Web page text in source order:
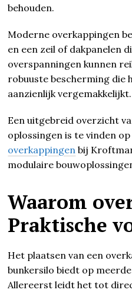
behouden.
Moderne overkappingen
en een zeil of dakpanelen
overspanningen kunnen
robuuste bescherming die
aanzienlijk vergemakkelijkt.
Een uitgebreid overzicht
oplossingen is te vinden
overkappingen bij
modulaire
Waarom
Praktische
Het plaatsen van een
bunkersilo biedt op
Allereerst leidt het tot